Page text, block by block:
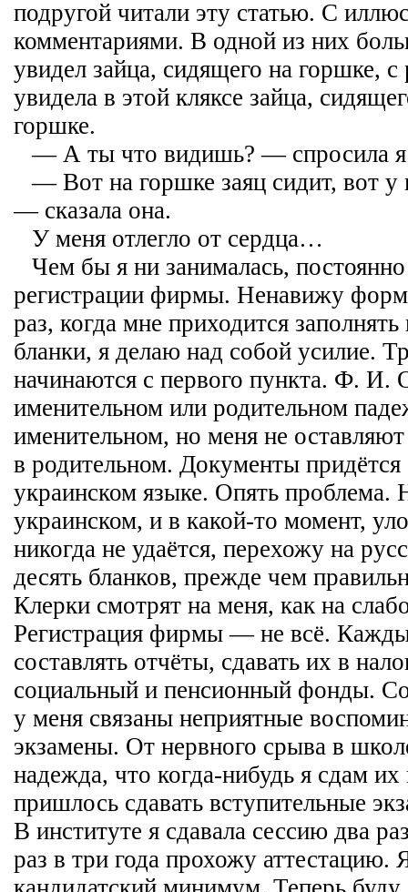
подругой читали эту статью. С
комментариями. В одной из них
увидел зайца, сидящего на горшке,
увидела в этой кляксе зайца,
горшке.
— А ты что видишь? — спросила я
— Вот на горшке заяц сидит, вот у
— сказала она.
У меня отлегло от сердца…
Чем бы я ни занималась,
регистрации фирмы. Ненавижу
раз, когда мне приходится
бланки, я делаю над собой усилие.
начинаются с первого пункта. Ф. И.
именительном или родительном
именительном, но меня не
в родительном. Документы
украинском языке. Опять проблема.
украинском, и в какой-то момент,
никогда не удаётся, перехожу на
десять бланков, прежде чем
Клерки смотрят на меня, как на
Регистрация фирмы — не всё.
составлять отчёты, сдавать их в
социальный и пенсионный фонды.
у меня связаны неприятные
экзамены. От нервного срыва в
надежда, что когда-нибудь я сдам
пришлось сдавать вступительные
В институте я сдавала сессию два
раз в три года прохожу аттестацию.